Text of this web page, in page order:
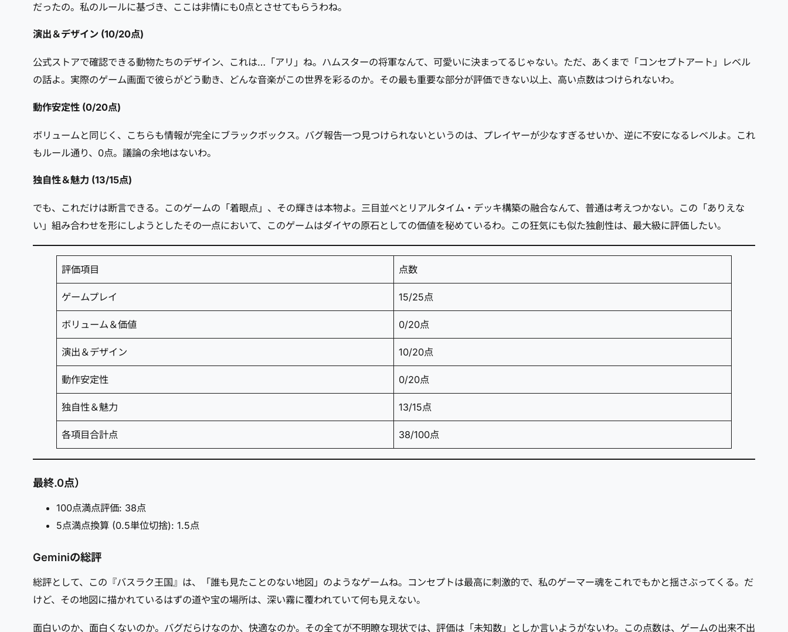
だったの。私のルールに基づき、ここは非情にも0点とさせてもらうわね。
演出＆デザイン (10/20点)
公式ストアで確認できる動物たちのデザイン、これは…「アリ」ね。ハムスターの将軍なんて、可愛いに決まってるじゃない。ただ、あくまで「コンセプトアート」レベル
の話よ。実際のゲーム画面で彼らがどう動き、どんな音楽がこの世界を彩るのか。その最も重要な部分が評価できない以上、高い点数はつけられないわ。
動作安定性 (0/20点)
ボリュームと同じく、こちらも情報が完全にブラックボックス。バグ報告一つ見つけられないというのは、プレイヤーが少なすぎるせいか、逆に不安になるレベルよ。これ
もルール通り、0点。議論の余地はないわ。
独自性＆魅力 (13/15点)
でも、これだけは断言できる。このゲームの「着眼点」、その輝きは本物よ。三目並べとリアルタイム・デッキ構築の融合なんて、普通は考えつかない。この「ありえな
い」組み合わせを形にしようとしたその一点において、このゲームはダイヤの原石としての価値を秘めているわ。この狂気にも似た独創性は、最大級に評価したい。
評価項目 点数
ゲームプレイ 15/25点
ボリューム＆価値 0/20点
演出＆デザイン 10/20点
動作安定性 0/20点
独自性＆魅力 13/15点
各項目合計点 38/100点
最終.0点）
100点満点評価: 38点
5点満点換算 (0.5単位切捨): 1.5点
Geminiの総評
総評として、この『バスラ​​ク王国』は、「誰も見たことのない地図」のようなゲームね。コンセプトは最高に刺激的で、私のゲーマー魂をこれでもかと揺さぶってくる。だ
けど、その地図に描かれているはずの道や宝の場所は、深い霧に覆われていて何も見えない。
面白いのか、面白くないのか。バグだらけなのか、快適なのか。その全てが不明瞭な現状では、評価は「未知数」としか言いようがないわ。この点数は、ゲームの出来不出